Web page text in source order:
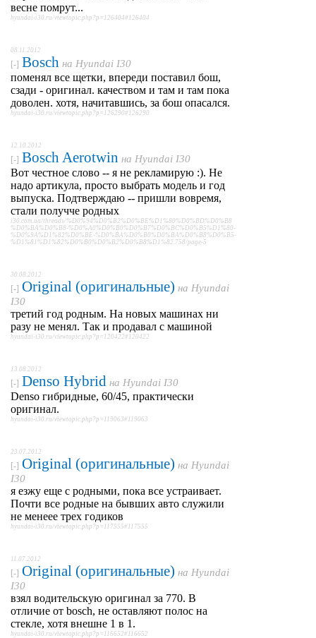
весне помрут...
hyundai-i30.ru/viewtopic.php?p=126404#126404
08.11.2012
[-] Bosch на Hyundai I30
поменял все щетки, впереди поставил бош,
сзади - оригинал. качеством и там и там пока
доволен. хотя, начитавшись, за бош опасался.
hyundai-i30.ru/viewtopic.php?p=126290#126290
12.10.2012
[-] Bosch Aerotwin на Hyundai I30
Вот честное слово -- я не рекламирую :). Не
надо артикула, просто выбрать модель и год
выпуска. Подтверждаю -- пришли вовремя,
стали получче родных
i30.com.ua/threads/%D0%94%D0%B2%D0%BE%D1%80%D0%BD%D0%B8
%D0%BA%D0%B8-%D0%A0%D0%B0%D0%B7%D0%BC%D0%B5%D1%80-
%D0%9A%D1%82%D0%BE-%D0%BA%D0%B0%D0%BA%D0%B8%D0%B5-
%D1%81%D1%82%D0%B0%D0%B2%D0%B8%D1%82.758/page-5
30.08.2012
[-] Original (оригинальные) на Hyundai
I30
третий год родным. На новых машинах ни
разу не менял. Так и продавал с машиной
hyundai-i30.ru/viewtopic.php?p=120422#120422
13.08.2012
[-] Denso Hybrid на Hyundai I30
Denso гибридные, 60/45, практически
оригинал.
hyundai-i30.ru/viewtopic.php?p=119063#119063
23.07.2012
[-] Original (оригинальные) на Hyundai
I30
я езжу еще с родными, пока все устраивает.
Почти все родные на бывших авто служили
не менеее трех годиков
hyundai-i30.ru/viewtopic.php?p=117555#117555
11.07.2012
[-] Original (оригинальные) на Hyundai
I30
взял водительскую оригинал за 770. В
отличие от bosch, не оставляют полос на
стекле, хотя внешне 1 в 1.
hyundai-i30.ru/viewtopic.php?p=116652#116652